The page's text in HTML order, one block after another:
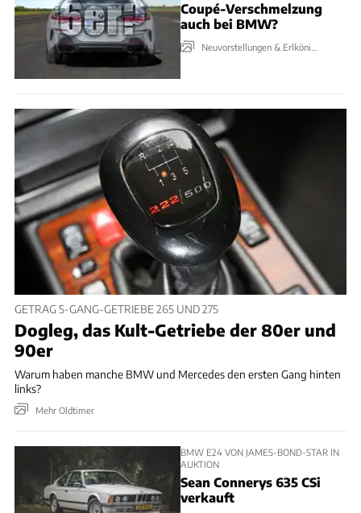
Coupé-Verschmelzung
auch bei BMW?
Neuvorstellungen & Erlkönige
GETRAG 5-GANG-GETRIEBE 265 UND 275
Dogleg, das Kult-Getriebe der 80er und
90er
Warum haben manche BMW und Mercedes den ersten Gang hinten
links?
Mehr Oldtimer
BMW E24 VON JAMES-BOND-STAR IN
AUKTION
Sean Connerys 635 CSi
verkauft